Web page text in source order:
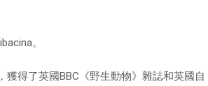
。
得了英國BBC《野生動物》雜誌和英國自